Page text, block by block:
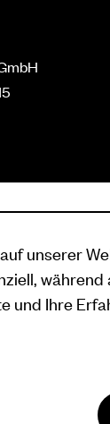
unserer
während
und Ihre